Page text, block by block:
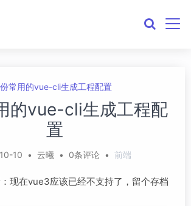
常用的vue-cli生成工程配置
的vue-cli生成工程配
置
10 • 云曦 • 0条评论 • 前端
现在vue3应该已经不支持了，留个存档